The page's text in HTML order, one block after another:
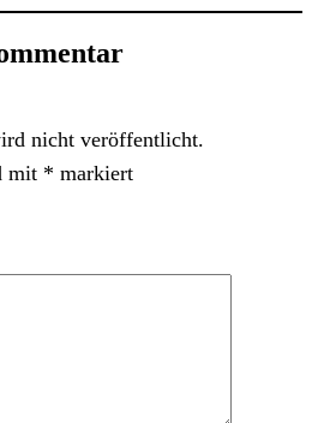
nicht veröffentlicht.
mit * markiert